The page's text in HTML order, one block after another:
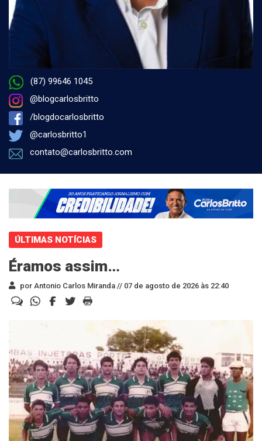
(87) 99646 1045
@blogcarlosbritto
/blogdocarlosbritto
@carlosbritto1
contato@carlosbritto.com
ÚLTIMAS NOTÍCIAS
Éramos assim…
por Antonio Carlos Miranda // 07 de agosto de 2026 às 22:40